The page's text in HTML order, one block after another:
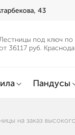
43
под ключ по
36117 руб.
Пандусы
на заказ